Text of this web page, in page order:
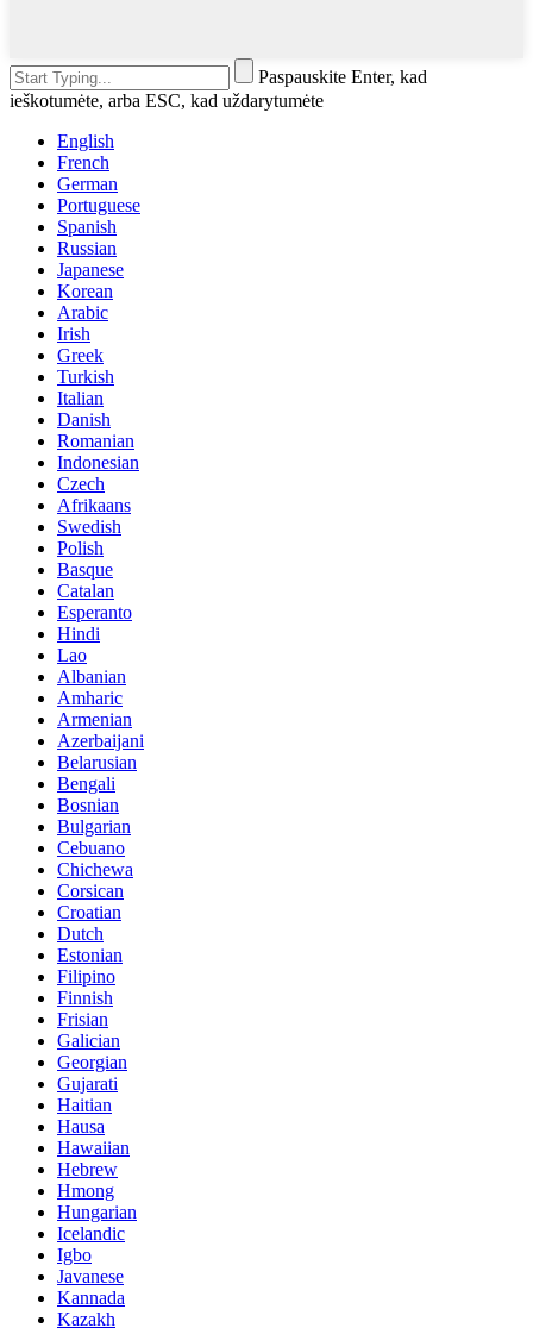
Paspauskite Enter, kad
ieškotumėte, arba ESC, kad uždarytumėte
English
French
German
Portuguese
Spanish
Russian
Japanese
Korean
Arabic
Irish
Greek
Turkish
Italian
Danish
Romanian
Indonesian
Czech
Afrikaans
Swedish
Polish
Basque
Catalan
Esperanto
Hindi
Lao
Albanian
Amharic
Armenian
Azerbaijani
Belarusian
Bengali
Bosnian
Bulgarian
Cebuano
Chichewa
Corsican
Croatian
Dutch
Estonian
Filipino
Finnish
Frisian
Galician
Georgian
Gujarati
Haitian
Hausa
Hawaiian
Hebrew
Hmong
Hungarian
Icelandic
Igbo
Javanese
Kannada
Kazakh